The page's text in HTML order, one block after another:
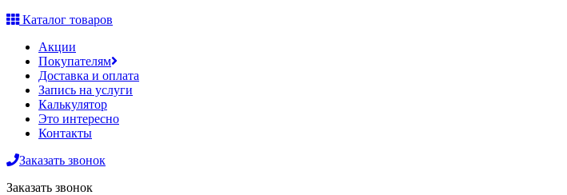
Каталог товаров
Акции
Покупателям
Доставка и оплата
Запись на услуги
Калькулятор
Это интересно
Контакты
Заказать звонок
Заказать звонок